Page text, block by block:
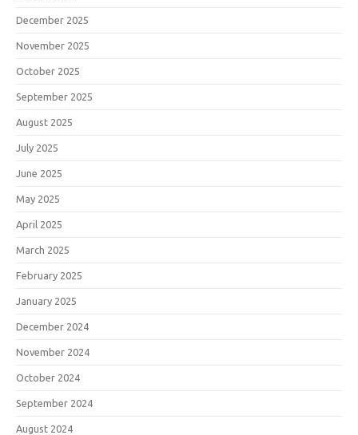
December 2025
November 2025
October 2025
September 2025
August 2025
July 2025
June 2025
May 2025
April 2025
March 2025
February 2025
January 2025
December 2024
November 2024
October 2024
September 2024
August 2024